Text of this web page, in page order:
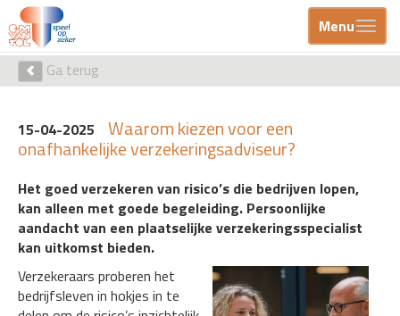
Menu
Ga terug
15-04-2025 Waarom kiezen voor een
onafhankelijke verzekeringsadviseur?
Het goed verzekeren van risico’s die bedrijven lopen,
kan alleen met goede begeleiding. Persoonlijke
aandacht van een plaatselijke verzekeringsspecialist
kan uitkomst bieden.
Verzekeraars proberen het
bedrijfsleven in hokjes in te